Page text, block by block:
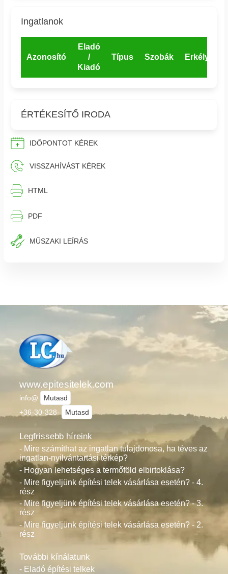
Ingatlanok
Azonosító
Eladó
/
Kiadó
Típus Szobák Erkély
ÉRTÉKESÍTŐ IRODA
IDŐPONTOT KÉREK
VISSZAHÍVÁST KÉREK
⎙︁ HTML
⎙︁ PDF
MŰSZAKI LEÍRÁS
www.epitesitelek.com
info@
Mutasd
+36-30-328-
Mutasd
Legfrissebb híreink
- Mire számíthat az ingatlan tulajdonosa, ha téves az
ingatlan-nyilvántartási térkép?
- Hogyan lehetséges a termőföld elbirtoklása?
- Mire figyeljünk építési telek vásárlása esetén? - 4.
rész
- Mire figyeljünk építési telek vásárlása esetén? - 3.
rész
- Mire figyeljünk építési telek vásárlása esetén? - 2.
rész
További kínálatunk
- Eladó építési telkek